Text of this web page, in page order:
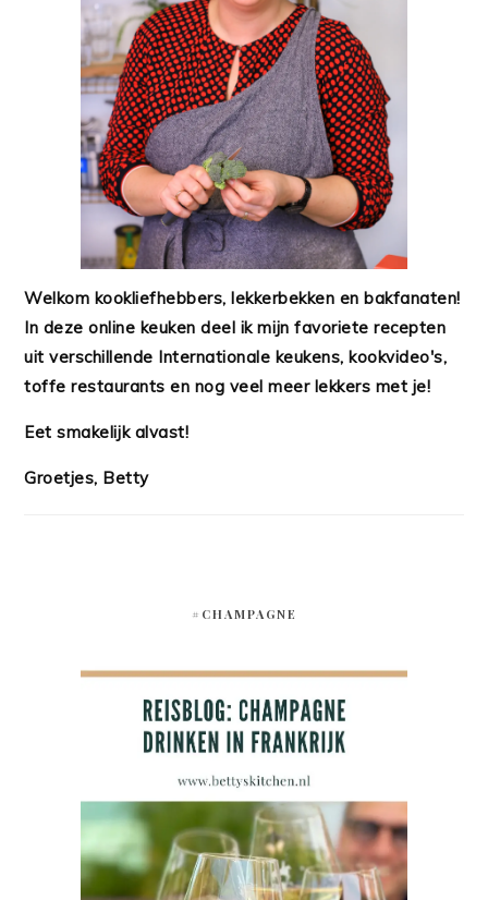
Welkom kookliefhebbers, lekkerbekken en bakfanaten!
In deze online keuken deel ik mijn favoriete recepten
uit verschillende Internationale keukens, kookvideo's,
toffe restaurants en nog veel meer lekkers met je!
Eet smakelijk alvast!
Groetjes, Betty
#CHAMPAGNE